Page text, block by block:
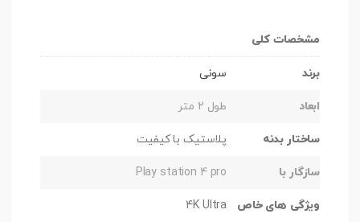
مشخصات کلی
برند سونی
ابعاد طول 2 متر
ساختار بدنه پلاستیک با کیفیت
سازگار با Play station 4 pro
ویژگی های خاص 4K Ultra